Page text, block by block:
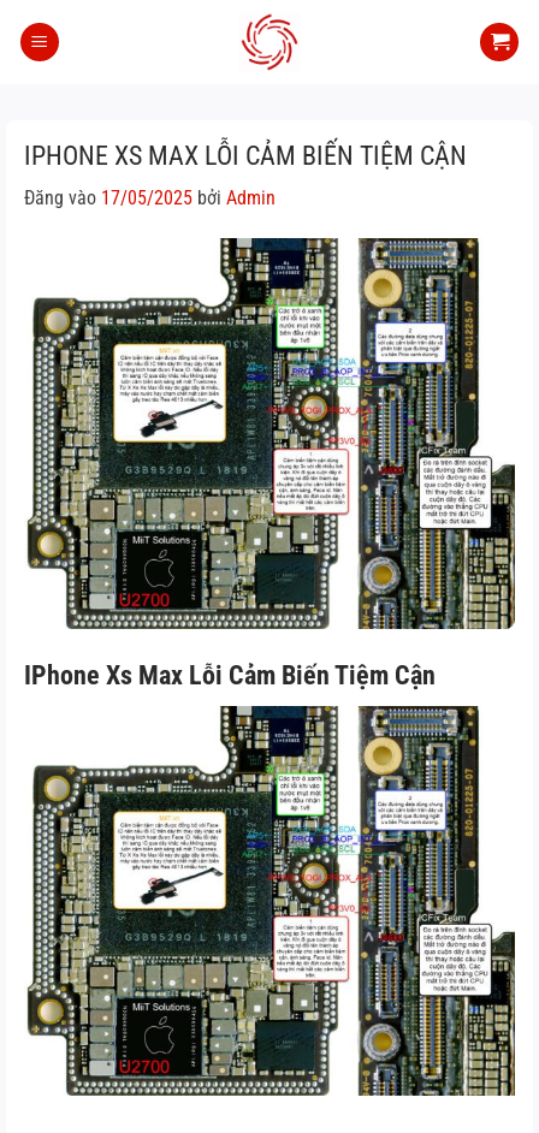
qua
IPHONE XS MAX LỖI CẢM BIẾN TIỆM CẬN
Đăng vào 17/05/2025 bởi Admin
IPhone Xs Max Lỗi Cảm Biến Tiệm Cận